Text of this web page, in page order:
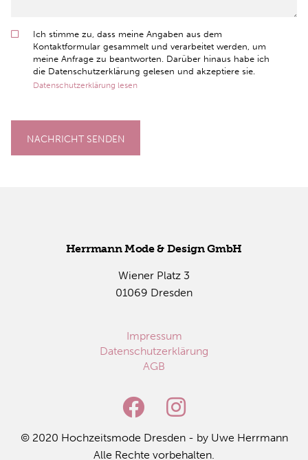
Ich stimme zu, dass meine Angaben aus dem
Kontaktformular gesammelt und verarbeitet werden, um
meine Anfrage zu beantworten. Darüber hinaus habe ich
die Datenschutzerklärung gelesen und akzeptiere sie.
Datenschutzerklärung lesen
NACHRICHT SENDEN
Herr­mann Mode & De­sign GmbH
Wie­ner Platz 3
01069 Dres­den
Impressum
Datenschutzerklärung
AGB
© 2020 Hoch­zeits­mo­de Dres­den - by Uwe Herr­mann
Alle Rech­te vor­be­hal­ten.